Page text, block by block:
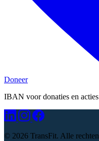
Doneer
IBAN voor donaties en
© 2026 TransFit. Alle